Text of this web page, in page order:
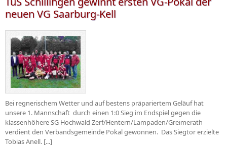
neuen VG Saarburg-Kell
Bei regnerischem Wetter und auf bestens präpariertem Geläuf hat
unsere 1. Mannschaft durch einen 1:0 Sieg im Endspiel gegen die
klassenhöhere SG Hochwald Zerf/Hentern/Lampaden/Greimerath
verdient den Verbandsgemeinde Pokal gewonnen. Das Siegtor erzielte
Tobias Anell. [...]